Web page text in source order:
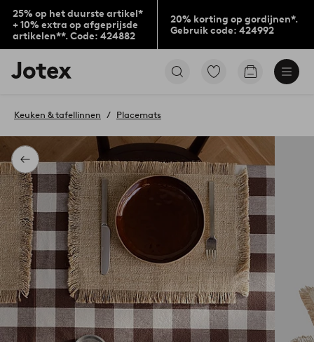
25% op het duurste artikel*
+ 10% extra op afgeprijsde
artikelen**. Code: 424882
20% korting op gordijnen*.
Gebruik code: 424992
Jotex
logo
to
home
page
Ga
Go
Terug
Keuken & tafellinnen Placemats